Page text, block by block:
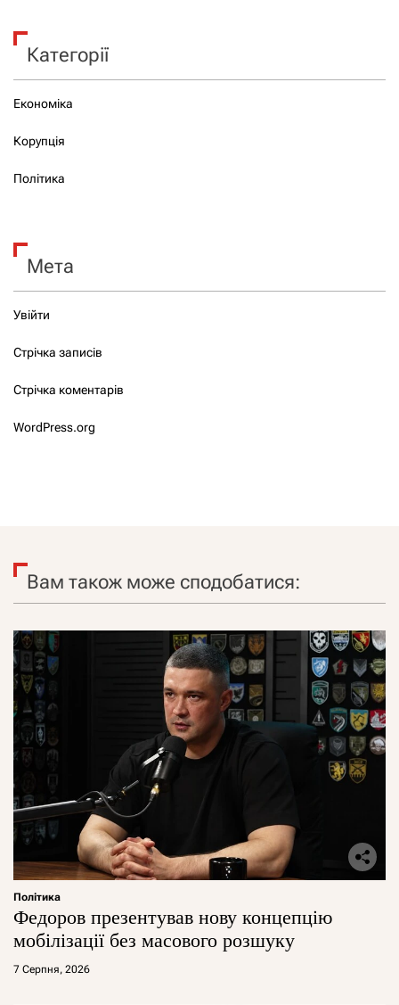
Категорії
Економіка
Корупція
Політика
Мета
Увійти
Стрічка записів
Стрічка коментарів
WordPress.org
Вам також може сподобатися:
Політика
Федоров презентував нову концепцію
мобілізації без масового розшуку
7 Серпня, 2026